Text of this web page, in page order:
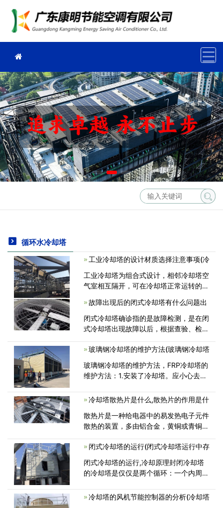
循环水冷却塔
工业冷却塔的设计材质选择注意事项(冷
工业冷却塔为组合式设计，相邻冷却塔空
气室相互隔开，可在冷却塔正常运转的前
和水箱的工作更加方便。更多关于工业冷
却塔的相关内容下面就由小编来为您简<
故障出现后的闭式冷却塔有什么问题出
闭式冷却塔确诊指的是故障检测，是在闭
式冷却塔出现故障以后，根据查验、检
点，并提起故障检测的方式。汽车修理，
汽车修理指的是汽车维护和维修。闭式冷
却塔<
玻璃钢冷却塔的维护方法(玻璃钢冷却塔
玻璃钢冷却塔的维护方法，FRP冷却塔的
维护方法：1.安装了冷却塔。应小心去除
面，以避免阻塞。<
冷却塔散热片是什么,散热片的作用是什
散热片是一种给电器中的易发热电子元件
散热的装置，多由铝合金，黄铜或青铜做
中央处理器要使用相当大的散热片，电视
机中电源管，行管，功放器中的功放管都
要使用<
闭式冷却塔的运行(闭式冷却塔运行中存
闭式冷却塔的运行,冷却原理封闭冷却塔
的冷却塔是仅仅是两个循环：一个内周期
分是铜管冷。<
冷却塔的风机节能控制器的分析(冷却塔